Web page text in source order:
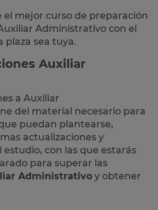
el mejor curso de preparación
Administrativo con el
plaza sea tuya.
Auxiliar
a Auxiliar
del material necesario para
puedan plantearse,
actualizaciones y
con las que estarás
para superar las
Administrativo y obtener